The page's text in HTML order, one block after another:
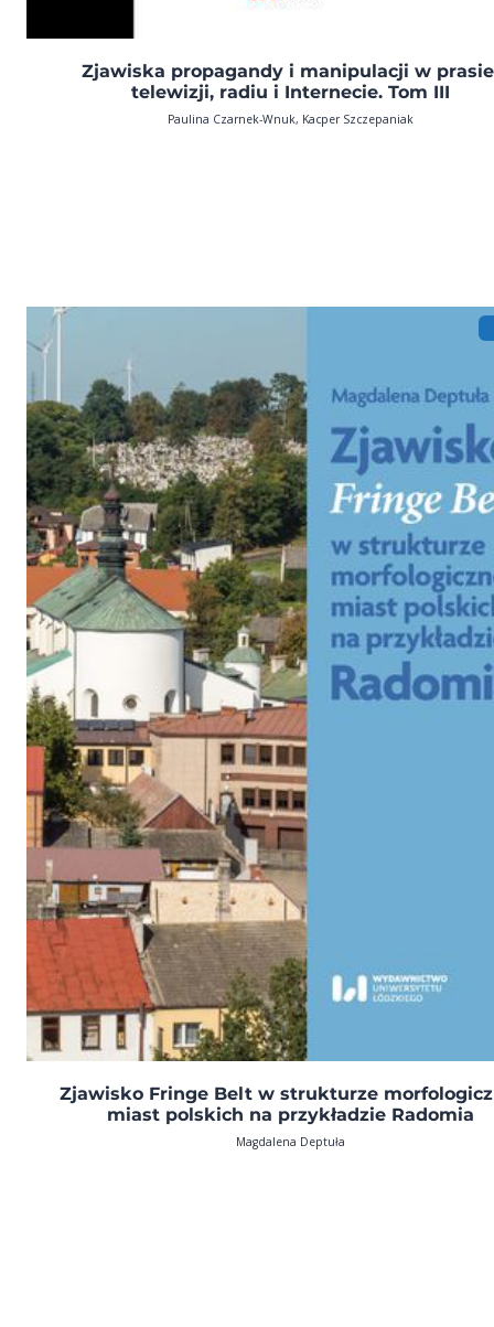
Zjawiska propagandy i manipulacji w
telewizji, radiu i Internecie. Tom III
Paulina Czarnek-Wnuk, Kacper Szczepaniak
Zjawisko Fringe Belt w strukturze
miast polskich na przykładzie Radomia
Magdalena Deptuła